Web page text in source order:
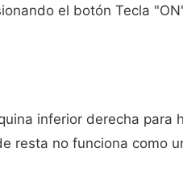
el botón Tecla
inferior derecha para
resta no funciona como